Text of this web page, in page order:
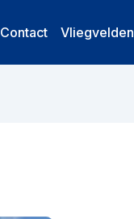
Contact Vliegvelden